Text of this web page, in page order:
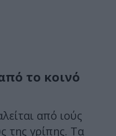
το κοινό
από ιούς
της γρίπης. Τα